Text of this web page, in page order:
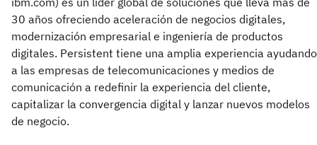
30 años ofreciendo aceleración de negocios digitales,
modernización empresarial e ingeniería de productos
digitales. Persistent tiene una amplia experiencia ayudando
a las empresas de telecomunicaciones y medios de
comunicación a redefinir la experiencia del cliente,
capitalizar la convergencia digital y lanzar nuevos modelos
de negocio.